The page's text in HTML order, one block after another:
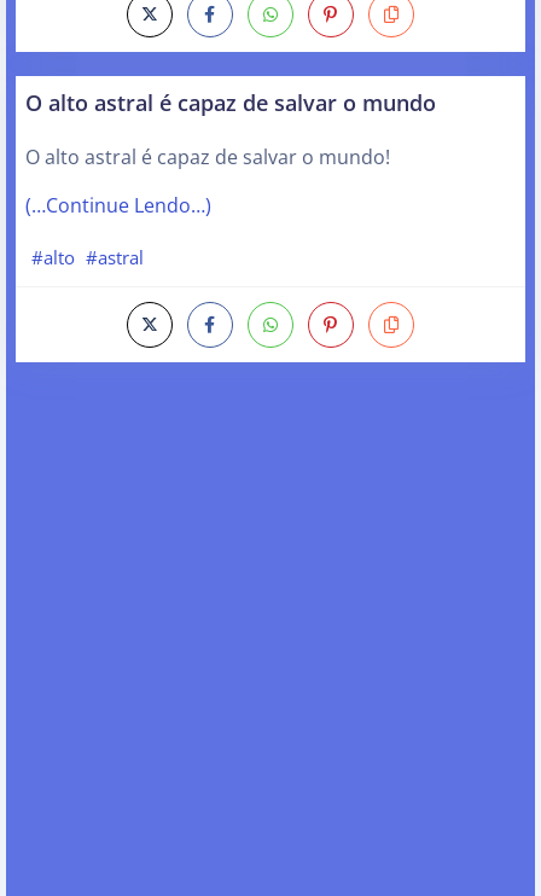
O alto astral é capaz de salvar o mundo
O alto astral é capaz de salvar o mundo!
(…Continue Lendo…)
#alto #astral